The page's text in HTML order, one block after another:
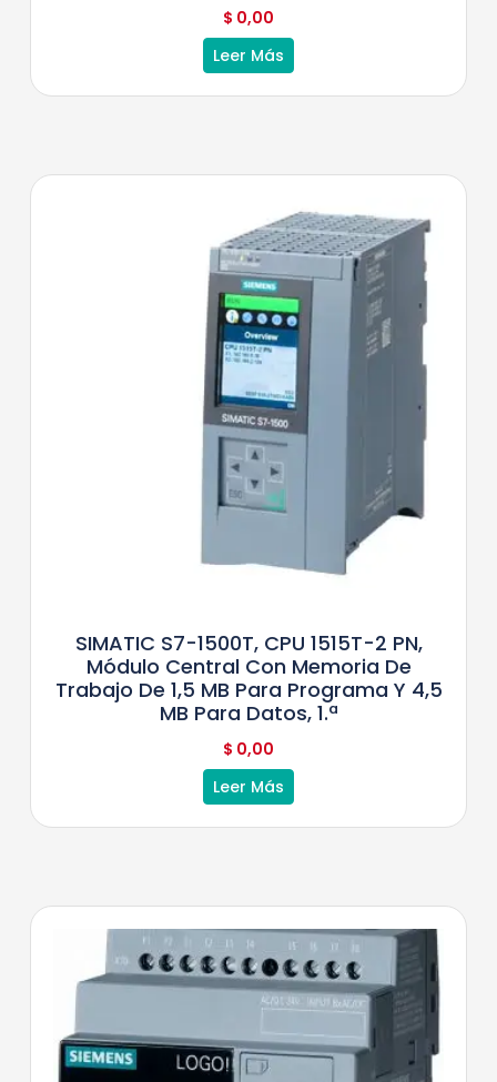
$ 0,00
Leer Más
SIMATIC S7-1500T, CPU 1515T-2 PN,
Módulo Central Con Memoria De
Trabajo De 1,5 MB Para Programa Y 4,5
MB Para Datos, 1.ª
$ 0,00
Leer Más